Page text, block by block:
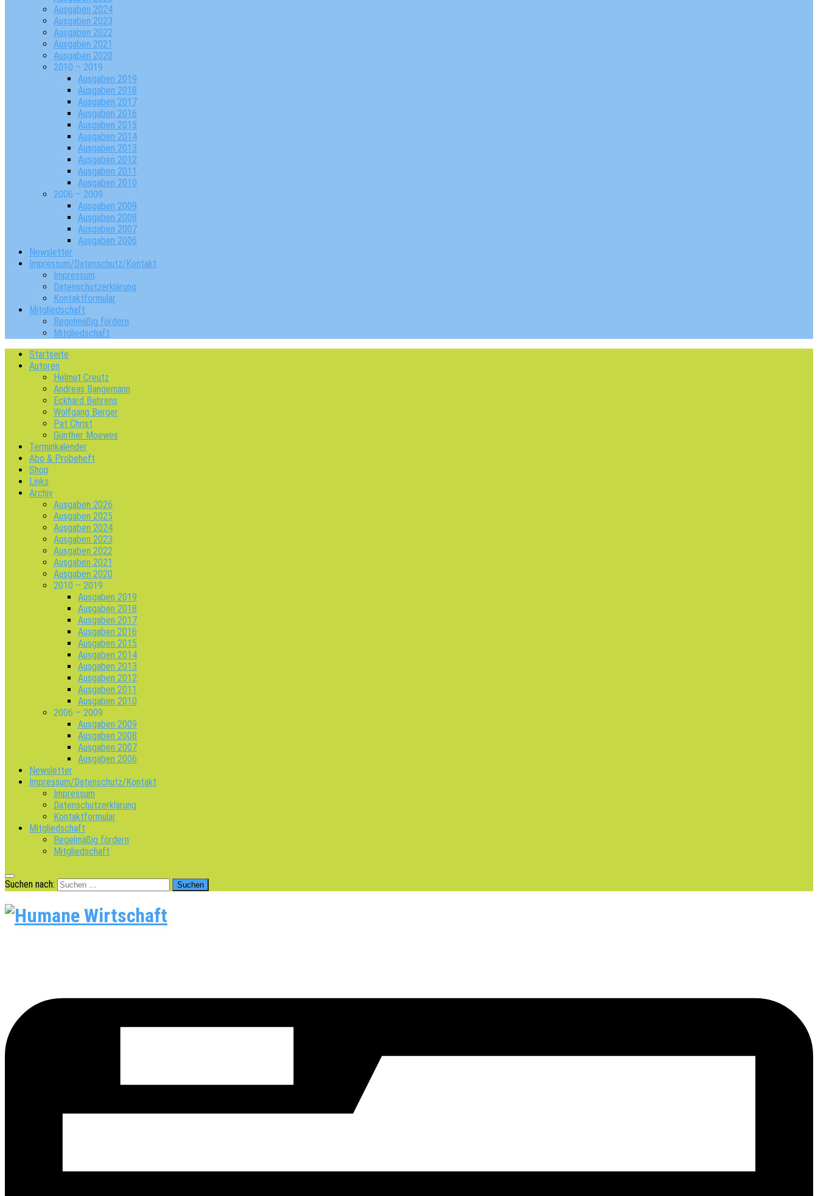
Ausgaben 2024
Ausgaben 2023
Ausgaben 2022
Ausgaben 2021
Ausgaben 2020
2010 – 2019
Ausgaben 2019
Ausgaben 2018
Ausgaben 2017
Ausgaben 2016
Ausgaben 2015
Ausgaben 2014
Ausgaben 2013
Ausgaben 2012
Ausgaben 2011
Ausgaben 2010
2006 – 2009
Ausgaben 2009
Ausgaben 2008
Ausgaben 2007
Ausgaben 2006
Newsletter
Impressum/Datenschutz/Kontakt
Impressum
Datenschutzerklärung
Kontaktformular
Mitgliedschaft
Regelmäßig fördern
Mitgliedschaft
Startseite
Autoren
Helmut Creutz
Andreas Bangemann
Eckhard Behrens
Wolfgang Berger
Pat Christ
Günther Moewes
Terminkalender
Abo & Probeheft
Shop
Links
Archiv
Ausgaben 2026
Ausgaben 2025
Ausgaben 2024
Ausgaben 2023
Ausgaben 2022
Ausgaben 2021
Ausgaben 2020
2010 – 2019
Ausgaben 2019
Ausgaben 2018
Ausgaben 2017
Ausgaben 2016
Ausgaben 2015
Ausgaben 2014
Ausgaben 2013
Ausgaben 2012
Ausgaben 2011
Ausgaben 2010
2006 – 2009
Ausgaben 2009
Ausgaben 2008
Ausgaben 2007
Ausgaben 2006
Newsletter
Impressum/Datenschutz/Kontakt
Impressum
Datenschutzerklärung
Kontaktformular
Mitgliedschaft
Regelmäßig fördern
Mitgliedschaft
Suchen nach: